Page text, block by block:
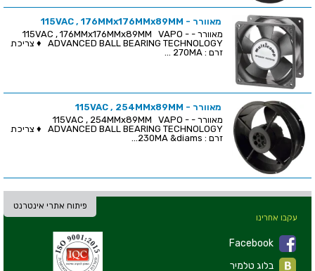
מאוורר - 115VAC , 176MMx176MMx89MM
מאוורר - 115VAC , 176MMx176MMx89MM VAPO -
ADVANCED BALL BEARING TECHNOLOGY ♦ צריכת
זרם : 270MA ...
מאוורר - 115VAC , 254MMx89MM
מאוורר - 115VAC , 254MMx89MM VAPO -
ADVANCED BALL BEARING TECHNOLOGY ♦ צריכת
זרם : 230MA &diams...
פיתוח אתרי אינטרנט
עקבו אחרינו
Facebook